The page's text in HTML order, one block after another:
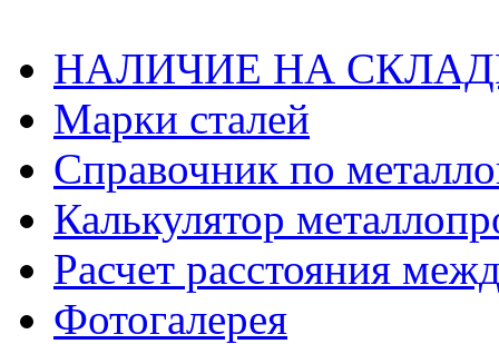
НАЛИЧИЕ НА
Марки сталей
Справочник по
Калькулятор
Расчет расстояния
Фотогалерея